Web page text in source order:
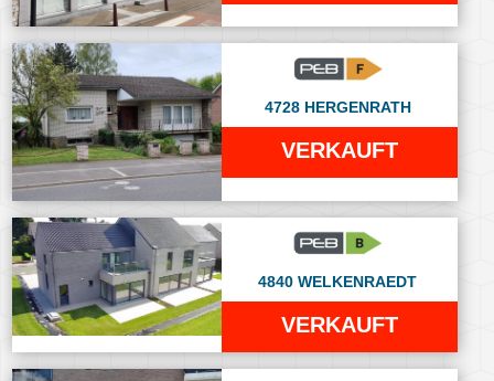
4728 HERGENRATH
VERKAUFT
4840 WELKENRAEDT
VERKAUFT